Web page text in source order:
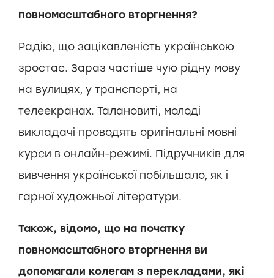
повномасштабного вторгнення?
Радію, що зацікавленість українською
зростає. Зараз частіше чую рідну мову
на вулицях, у транспорті, на
телеекранах. Талановиті, молоді
викладачі проводять оригінальні мовні
курси в онлайн-режимі. Підручників для
вивчення української побільшало, як і
гарної художньої літератури.
Також, відомо, що на початку
повномасштабного вторгнення ви
допомагали колегам з перекладами, які